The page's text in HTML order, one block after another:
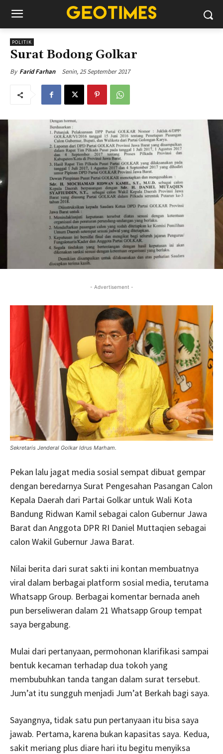
POLITIK
Surat Bodong Golkar
By Farid Farhan Senin, 25 September 2017
- Advertisement -
Sekretaris Jenderal Golkar Idrus Marham.
Pekan lalu jagat media sosial sempat dibuat gempar
dengan beredarnya Surat Pengesahan Pasangan Calon
Kepala Daerah dari Partai Golkar untuk Wali Kota
Bandung Ridwan Kamil sebagai calon Gubernur Jawa
Barat dan Anggota DPR RI Daniel Muttaqien sebagai
calon Wakil Gubernur Jawa Barat.
Nilai berita dari surat sakti ini kontan membuatnya
viral dalam berbagai platform sosial media, terutama
Whatsapp Group. Berbagai komentar bernada aneh
pun berseliweran dalam 21 Whatsapp Group tempat
saya bergabung.
Mulai dari pertanyaan, permohonan klarifikasi sampai
bentuk kecaman terhadap dua tokoh yang
membubuhkan tanda tangan dalam surat tersebut.
Jum’at itu sungguh menjadi Jum’at Berkah bagi saya.
Sayangnya, tidak satu pun pertanyaan itu bisa saya
jawab. Pertama, karena bukan kapasitas saya. Kedua,
sakit meriang plus diare hari itu begitu menyiksa